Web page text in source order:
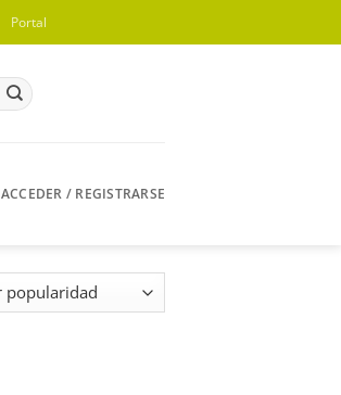
Portal
ACCEDER / REGISTRARSE